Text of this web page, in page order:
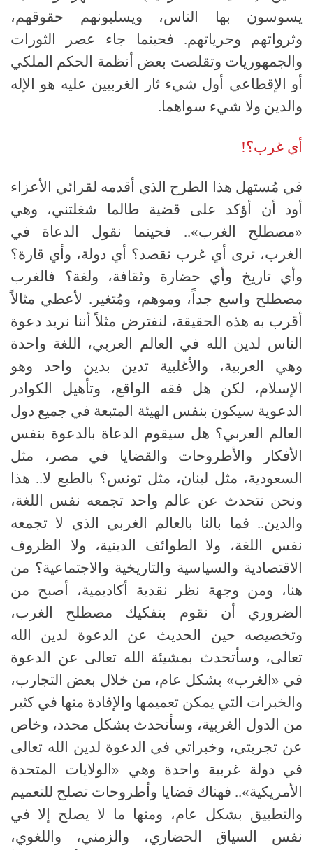
يسوسون بها الناس، ويسلبونهم حقوقهم،
وثرواتهم وحرياتهم. فحينما جاء عصر الثورات
والجمهوريات وتقلصت بعض أنظمة الحكم الملكي
أو الإقطاعي أول شيء ثار الغربيين عليه هو الإله
والدين ولا شيء سواهما.
أي غرب؟!
في مُستهل هذا الطرح الذي أقدمه لقرائي الأعزاء
أود أن أؤكد على قضية طالما شغلتني، وهي
«مصطلح الغرب».. فحينما نقول الدعاة في
الغرب، ترى أي غرب نقصد؟ أي دولة، وأي قارة؟
وأي تاريخ وأي حضارة وثقافة، ولغة؟ فالغرب
مصطلح واسع جداً، وموهم، ومُتغير . لأعطي مثالاً
أقرب به هذه الحقيقة، لنفترض مثلاً أننا نريد دعوة
الناس لدين الله في العالم العربي، اللغة واحدة
وهي العربية، والأغلبية تدين بدين واحد وهو
الإسلام، لكن هل فقه الواقع، وتأهيل الكوادر
الدعوية سيكون بنفس الهيئة المتبعة في جميع دول
العالم العربي؟ هل سيقوم الدعاة بالدعوة بنفس
الأفكار والأطروحات والقضايا في مصر، مثل
السعودية، مثل لبنان، مثل تونس؟ بالطبع لا.. هذا
ونحن نتحدث عن عالم واحد تجمعه نفس اللغة،
والدين.. فما بالنا بالعالم الغربي الذي لا تجمعه
نفس اللغة، ولا الطوائف الدينية، ولا الظروف
الاقتصادية والسياسية والتاريخية والاجتماعية؟ من
هنا، ومن وجهة نظر نقدية أكاديمية، أصبح من
الضروري أن نقوم بتفكيك مصطلح الغرب،
وتخصيصه حين الحديث عن الدعوة لدين الله
تعالى، وسأتحدث بمشيئة الله تعالى عن الدعوة
في « الغرب» بشكل عام، من خلال بعض التجارب،
والخبرات التي يمكن تعميمها والإفادة منها في كثير
من الدول الغربية، وسأتحدث بشكل محدد، وخاص
عن تجربتي، وخبراتي في الدعوة لدين الله تعالى
في دولة غربية واحدة وهي « الولايات المتحدة
الأمريكية».. فهناك قضايا وأطروحات تصلح للتعميم
والتطبيق بشكل عام، ومنها ما لا يصلح إلا في
نفس السياق الحضاري، والزمني، واللغوي،